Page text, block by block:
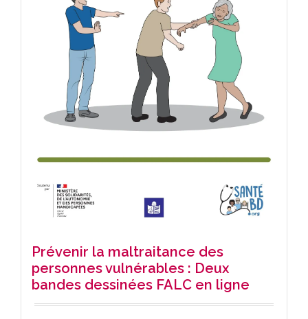
Prévenir la maltraitance des
personnes vulnérables : Deux
bandes dessinées FALC en ligne